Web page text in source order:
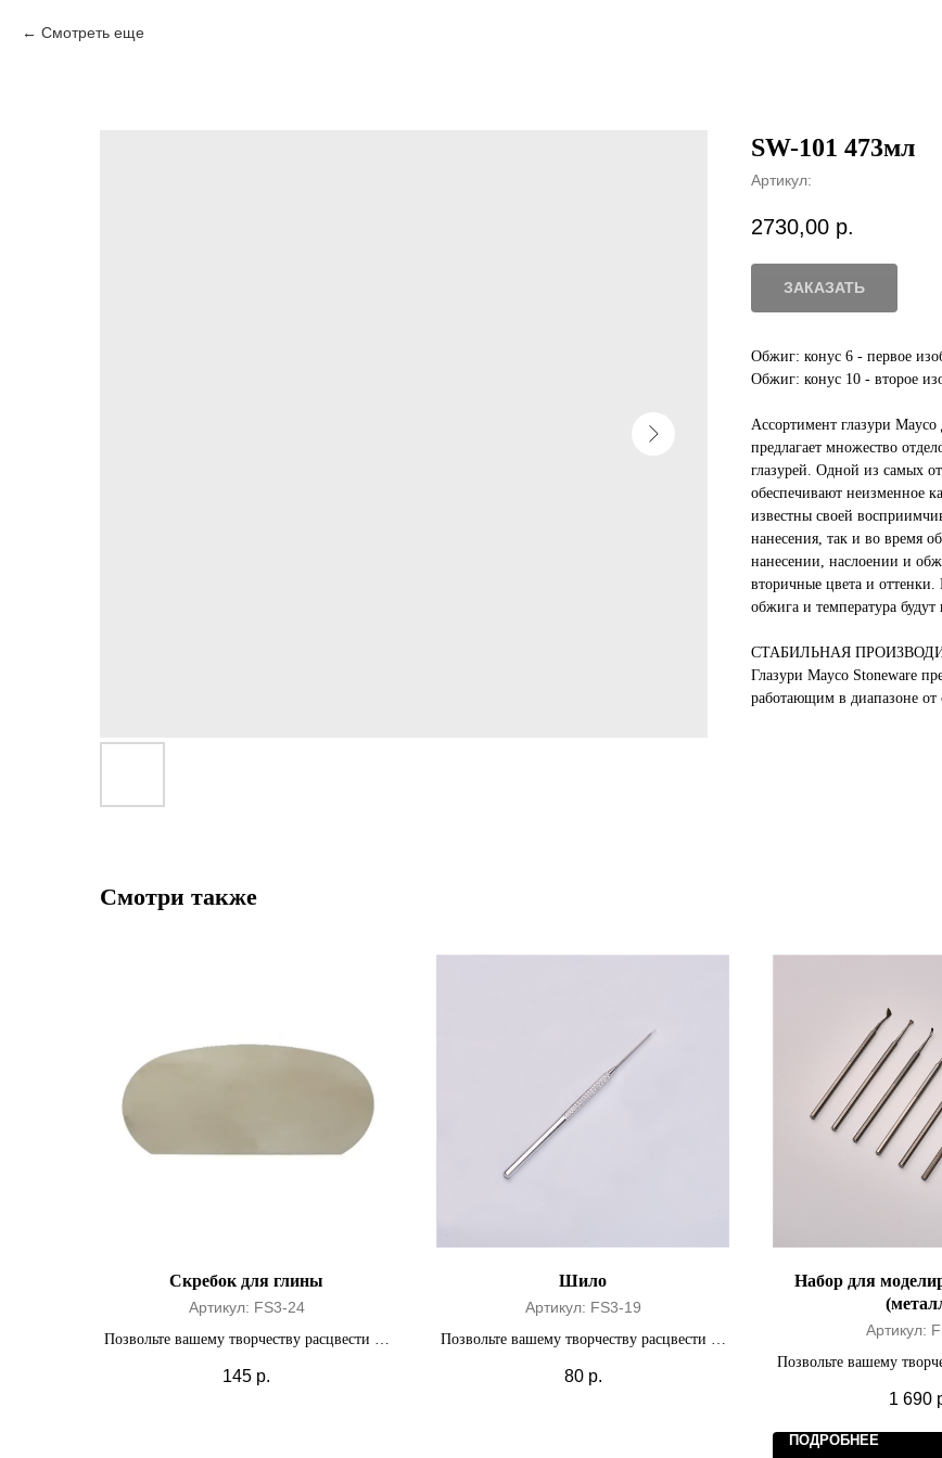
Смотреть еще
SW-101 473мл
Артикул:
2730,00 р.
ЗАКАЗАТЬ
Обжиг: конус 6 - первое
Обжиг: конус 10 - второе
Ассортимент глазури
предлагает множество
глазурей. Одной из самых
обеспечивают неизменное
известны своей
нанесения, так и во время
нанесении, наслоении и
вторичные цвета и
обжига и температура будут
СТАБИЛЬНАЯ
Глазури Mayco Stoneware
работающим в диапазоне от
Смотри также
Скребок для глины
Артикул: FS3-24
Позвольте вашему творчеству расцвести на
145 р.
Шило
Артикул: FS3-19
Позвольте вашему творчеству расцвести на
80 р.
Набор для
Артикул:
Позвольте вашему
1 690
ПОДРОБНЕЕ